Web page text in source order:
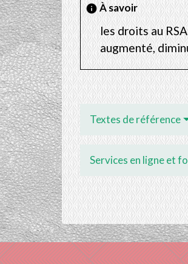
infoÀ savoir
les droits au
augmenté,
Textes de référence
Services en ligne et